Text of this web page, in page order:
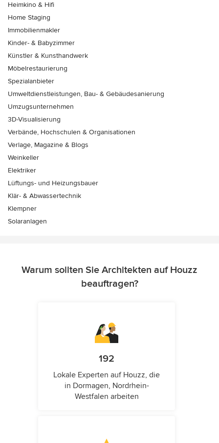
Heimkino & Hifi
Home Staging
Immobilienmakler
Kinder- & Babyzimmer
Künstler & Kunsthandwerk
Möbelrestaurierung
Spezialanbieter
Umweltdienstleistungen, Bau- & Gebäudesanierung
Umzugsunternehmen
3D-Visualisierung
Verbände, Hochschulen & Organisationen
Verlage, Magazine & Blogs
Weinkeller
Elektriker
Lüftungs- und Heizungsbauer
Klär- & Abwassertechnik
Klempner
Solaranlagen
Warum sollten Sie Architekten auf Houzz
beauftragen?
192
Lokale Experten auf Houzz, die
in Dormagen, Nordrhein-
Westfalen arbeiten